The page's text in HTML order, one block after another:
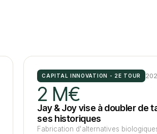
CAPITAL INNOVATION - 2E TOUR
2 M€
Jay & Joy vise à doubler de
ses historiques
Fabrication d'alternatives